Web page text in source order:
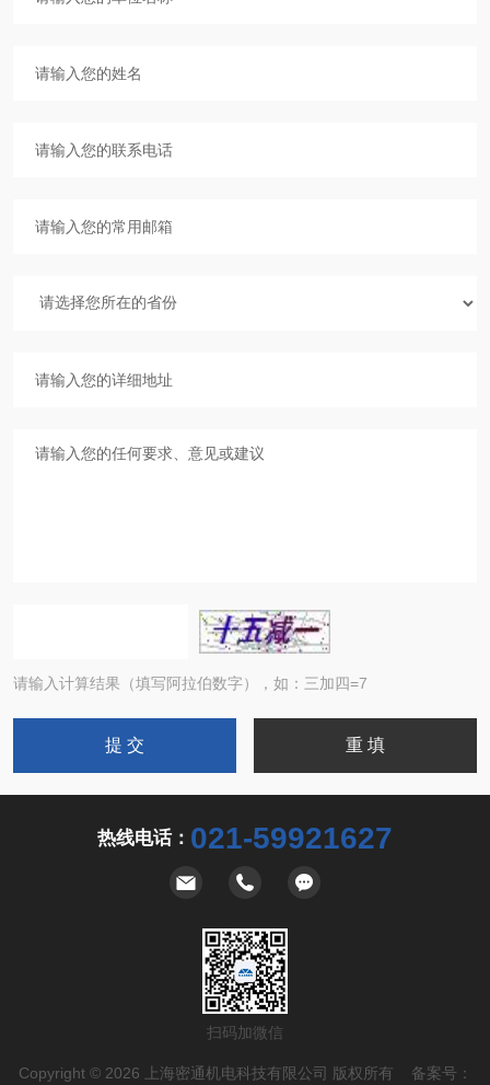
请输入计算结果（填写阿拉伯数字），如：三加四=7
热线电话： 021-59921627
扫码加微信
Copyright © 2026 上海密通机电科技有限公司 版权所有 备案号：